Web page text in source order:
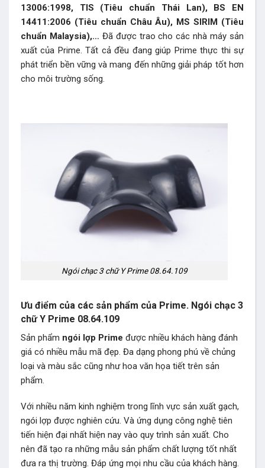
13006:1998, TIS (Tiêu chuẩn Thái Lan), BS EN
14411:2006 (Tiêu chuẩn Châu Âu), MS SIRIM (Tiêu
chuẩn Malaysia),… Đã được trao cho các nhà máy sản
xuất của Prime. Tất cả đều đang giúp Prime thực thi sự
phát triển bền vững và mang đến những giải pháp tốt hơn
cho môi trường sống.
Ngói chạc 3 chữ Y Prime 08.64.109
Ưu điểm của các sản phẩm của Prime. Ngói chạc 3
chữ Y Prime 08.64.109
Sản phẩm ngói lợp Prime được nhiều khách hàng đánh
giá có nhiều mẫu mã đẹp. Đa dạng phong phú về chủng
loại và màu sắc cũng như hoa văn họa tiết trên sản
phẩm.
Với nhiều năm kinh nghiệm trong lĩnh vực sản xuất gạch,
ngói lợp được nghiên cứu. Và ứng dụng công nghệ tiên
tiến hiện đại nhất hiện nay vào quy trình sản xuất. Cho
nên đã tạo ra những mẫu sản phẩm chất lượng tốt nhất
đưa ra thị trường. Đáp ứng mọi nhu cầu của khách hàng.